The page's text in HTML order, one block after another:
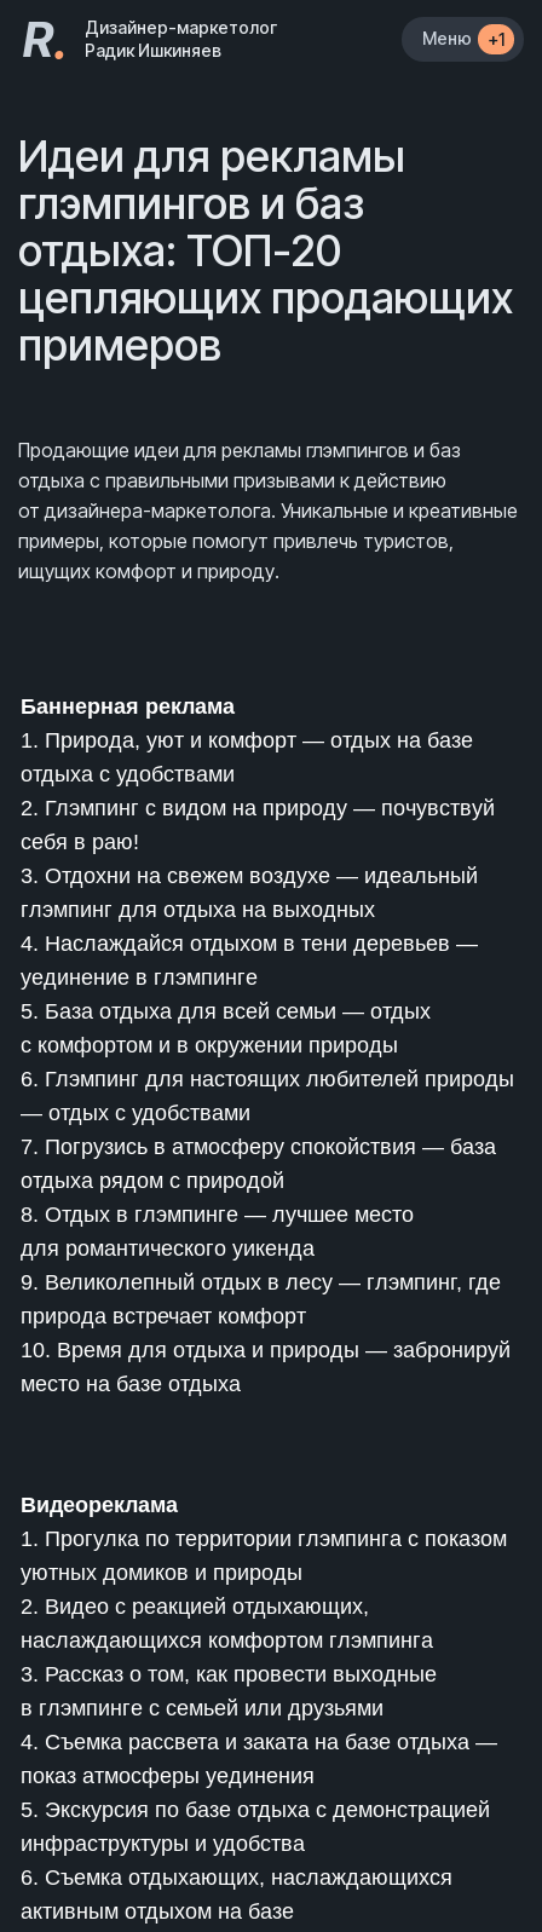
R.
Дизайнер-маркетолог
Радик Ишкиняев
Меню +1
Идеи для рекламы
глэмпингов и баз
отдыха: ТОП-20
цепляющих продающих
примеров
Продающие идеи для рекламы глэмпингов и баз
отдыха с правильными призывами к действию
от дизайнера-маркетолога. Уникальные и креативные
примеры, которые помогут привлечь туристов,
ищущих комфорт и природу.
Баннерная реклама
1. Природа, уют и комфорт — отдых на базе
отдыха с удобствами
2. Глэмпинг с видом на природу — почувствуй
себя в раю!
3. Отдохни на свежем воздухе — идеальный
глэмпинг для отдыха на выходных
4. Наслаждайся отдыхом в тени деревьев —
уединение в глэмпинге
5. База отдыха для всей семьи — отдых
с комфортом и в окружении природы
6. Глэмпинг для настоящих любителей природы
— отдых с удобствами
7. Погрузись в атмосферу спокойствия — база
отдыха рядом с природой
8. Отдых в глэмпинге — лучшее место
для романтического уикенда
9. Великолепный отдых в лесу — глэмпинг, где
природа встречает комфорт
10. Время для отдыха и природы — забронируй
место на базе отдыха
Видеореклама
1. Прогулка по территории глэмпинга с показом
уютных домиков и природы
2. Видео с реакцией отдыхающих,
наслаждающихся комфортом глэмпинга
3. Рассказ о том, как провести выходные
в глэмпинге с семьей или друзьями
4. Съемка рассвета и заката на базе отдыха —
показ атмосферы уединения
5. Экскурсия по базе отдыха с демонстрацией
инфраструктуры и удобства
6. Съемка отдыхающих, наслаждающихся
активным отдыхом на базе